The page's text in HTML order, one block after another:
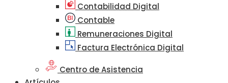
Contabilidad Digital
Contable
Remuneraciones Digital
Factura Electrónica Digital
Centro de Asistencia